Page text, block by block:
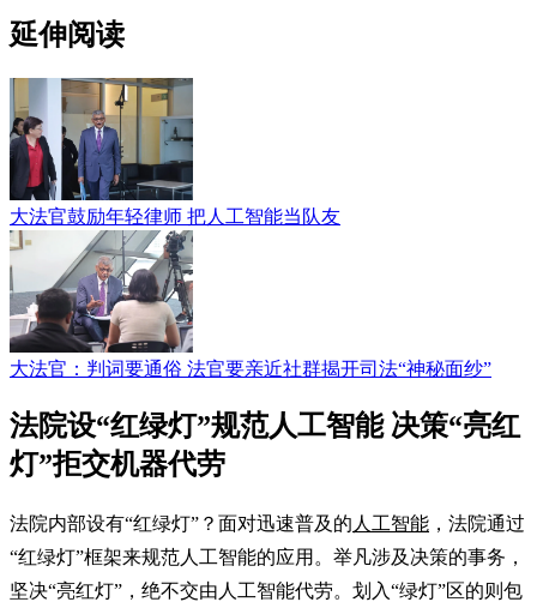
延伸阅读
大法官鼓励年轻律师 把人工智能当队友
大法官：判词要通俗 法官要亲近社群揭开司法“神秘面纱”
法院设“红绿灯”规范人工智能 决策“亮红
灯”拒交机器代劳
法院内部设有“红绿灯”？面对迅速普及的 人工智能 ，法院通过
“红绿灯”框架来规范人工智能的应用。举凡涉及决策的事务，
坚决“亮红灯”，绝不交由人工智能代劳。划入“绿灯”区的则包